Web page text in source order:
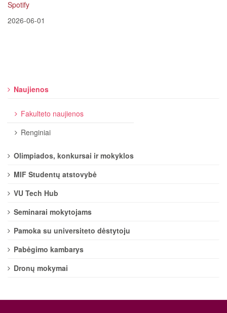
Spotify
2026-06-01
Naujienos
Fakulteto naujienos
Renginiai
Olimpiados, konkursai ir mokyklos
MIF Studentų atstovybė
VU Tech Hub
Seminarai mokytojams
Pamoka su universiteto dėstytoju
Pabėgimo kambarys
Dronų mokymai